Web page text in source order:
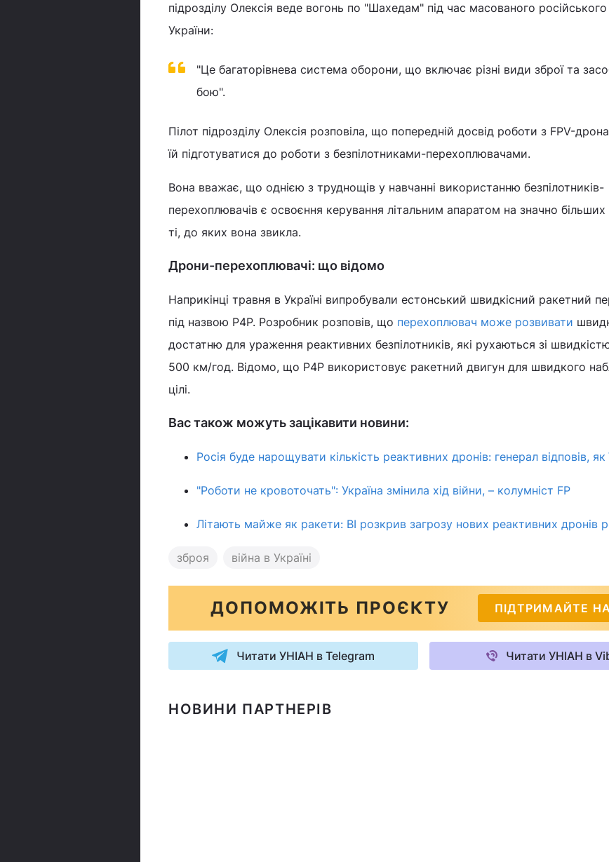
підрозділу Олексія веде вогонь по "Шахедам" під час масованого російського
України:
"Це багаторівнева система оборони, що включає різні види зброї та
бою".
Пілот підрозділу Олексія розповіла, що попередній досвід роботи з FPV-
їй підготуватися до роботи з безпілотниками-перехоплювачами.
Вона вважає, що однією з труднощів у навчанні використанню безпілотників-
перехоплювачів є освоєння керування літальним апаратом на значно більших
ті, до яких вона звикла.
Дрони-перехоплювачі: що відомо
Наприкінці травня в Україні випробували естонський швидкісний ракетний
під назвою P4P. Розробник розповів, що перехоплювач може розвивати
достатню для ураження реактивних безпілотників, які рухаються зі
500 км/год. Відомо, що P4P використовує ракетний двигун для швидкого
цілі.
Вас також можуть зацікавити новини:
Росія буде нарощувати кількість реактивних дронів: генерал відповів, як
"Роботи не кровоточать": Україна змінила хід війни, – колумніст FP
Літають майже як ракети: BI розкрив загрозу нових реактивних дронів
зброя війна в Україні
ДОПОМОЖІТЬ ПРОЄКТУ ПІДТРИМАЙТЕ
Читати УНІАН в Telegram Читати УНІАН в
НОВИНИ ПАРТНЕРІВ